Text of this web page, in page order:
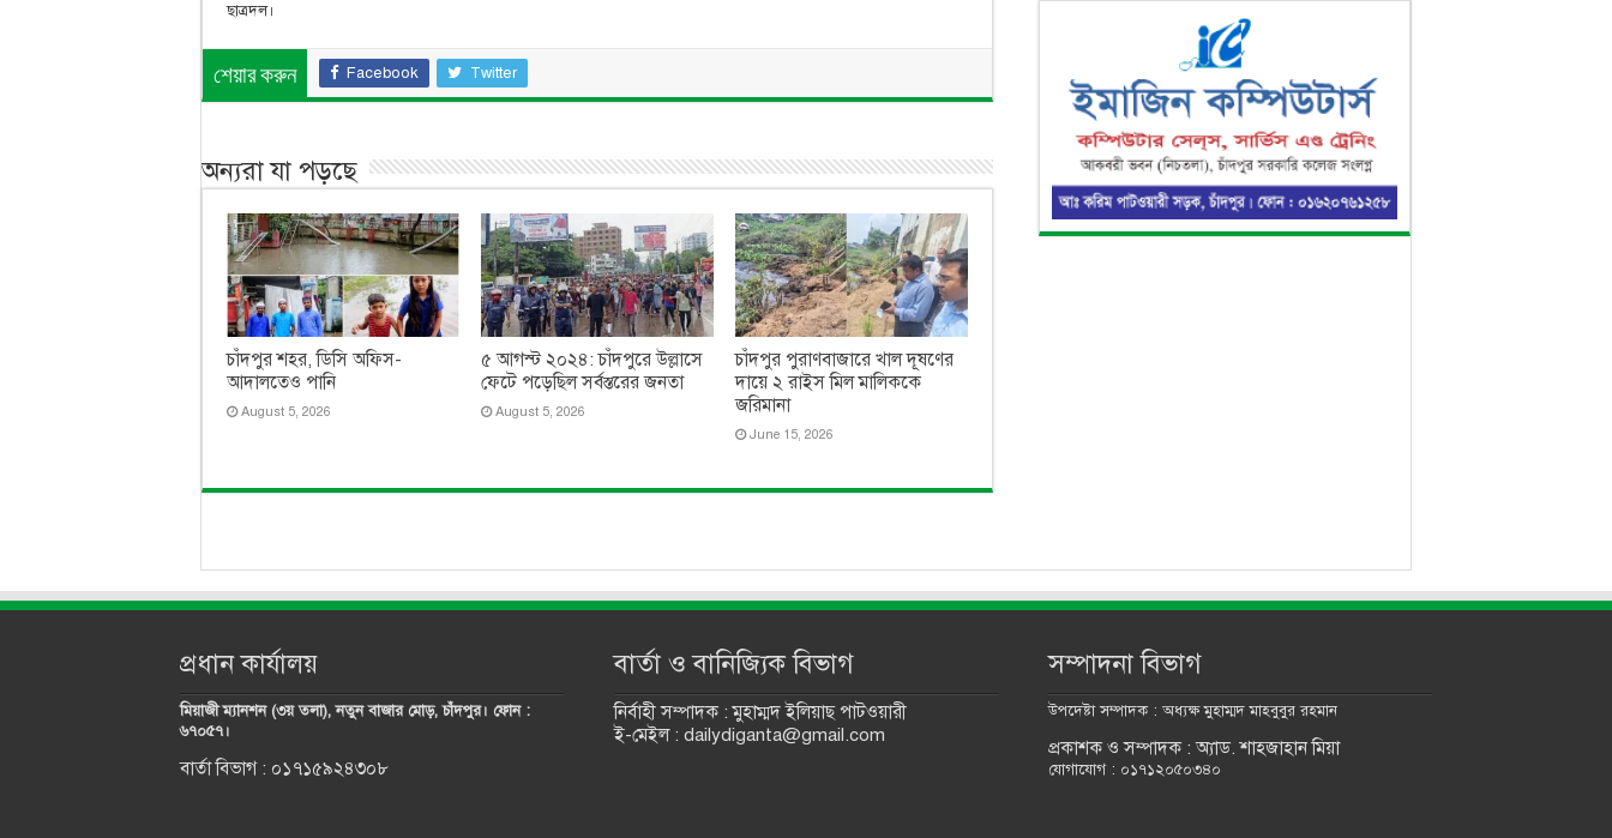
ছাত্রদল।
শেয়ার করুন Facebook Twitter
অন্যরা যা পড়ছে
চাঁদপুর শহর, ডিসি অফিস-
আদালতেও পানি
August 5, 2026
৫ আগস্ট ২০২৪: চাঁদপুরে উল্লাসে
ফেটে পড়েছিল সর্বস্তরের জনতা
August 5, 2026
চাঁদপুর পুরাণবাজারে খাল দূষণের
দায়ে ২ রাইস মিল মালিককে
জরিমানা
June 15, 2026
প্রধান কার্যালয়
মিয়াজী ম্যানশন (৩য় তলা), নতুন বাজার মোড়, চাঁদপুর। ফোন :
৬৭০৫৭।
বার্তা বিভাগ : ০১৭১৫৯২৪৩০৮
বার্তা ও বানিজ্যিক বিভাগ
নির্বাহী সম্পাদক : মুহাম্মদ ইলিয়াছ পাটওয়ারী
ই-মেইল : dailydiganta@gmail.com
সম্পাদনা বিভাগ
উপদেষ্টা সম্পাদক : অধ্যক্ষ মুহাম্মদ মাহবুবুর রহমান
প্রকাশক ও সম্পাদক : অ্যাড. শাহজাহান মিয়া
যোগাযোগ : ০১৭১২০৫০৩৪০